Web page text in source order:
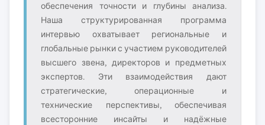
обеспечения точности и глубины анализа.
Наша структурированная программа
интервью охватывает региональные и
глобальные рынки с участием руководителей
высшего звена, директоров и предметных
экспертов. Эти взаимодействия дают
стратегические, операционные и
технические перспективы, обеспечивая
всесторонние инсайты и надёжные